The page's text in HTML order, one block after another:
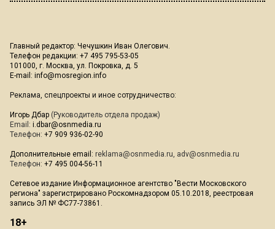
Главный редактор: Чечушкин Иван Олегович.
Телефон редакции: +7 495 795-53-05
101000, г. Москва, ул. Покровка, д. 5
E-mail: info@mosregion.info
Реклама, спецпроекты и иное сотрудничество:
Игорь Дбар (Руководитель отдела продаж)
Email: i.dbar@osnmedia.ru
Телефон: +7 909 936-02-90
Дополнительные email: reklama@osnmedia.ru, adv@osnmedia.ru
Телефон: +7 495 004-56-11
Сетевое издание Информационное агентство "Вести Московского
региона" зарегистрировано Роскомнадзором 05.10.2018, реестровая
запись ЭЛ № ФС77-73861.
18+